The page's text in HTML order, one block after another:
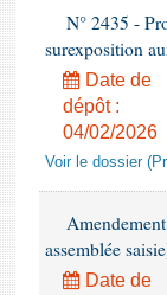
N° 2435 -
surexposition
Date de
dépôt :
04/02/2026
Voir le dossier
assemblée
Date de